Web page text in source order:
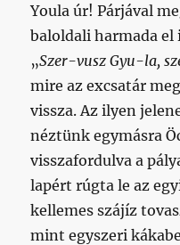
Youla úr! Párjával
baloldali harmada el
„Szer-vusz Gyu-la,
mire az excsatár
vissza. Az ilyen
néztünk egymásra
visszafordulva a
lapért rúgta le az
kellemes szájíz
mint egyszeri